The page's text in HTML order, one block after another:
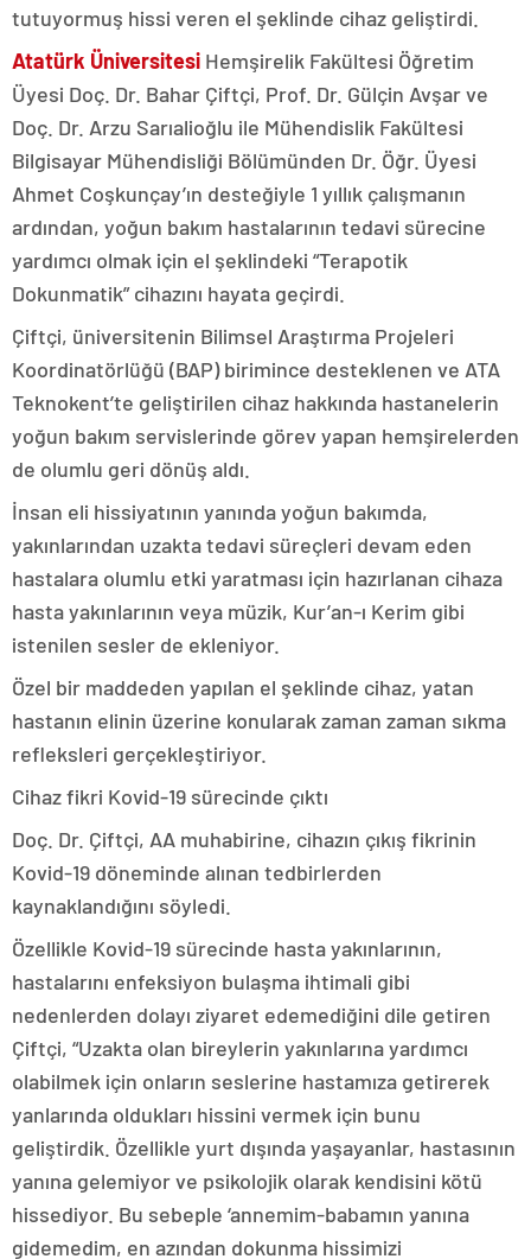
tutuyormuş hissi veren el şeklinde cihaz geliştirdi.
Atatürk Üniversitesi Hemşirelik Fakültesi Öğretim
Üyesi Doç. Dr. Bahar Çiftçi, Prof. Dr. Gülçin Avşar ve
Doç. Dr. Arzu Sarıalioğlu ile Mühendislik Fakültesi
Bilgisayar Mühendisliği Bölümünden Dr. Öğr. Üyesi
Ahmet Coşkunçay’ın desteğiyle 1 yıllık çalışmanın
ardından, yoğun bakım hastalarının tedavi sürecine
yardımcı olmak için el şeklindeki “Terapotik
Dokunmatik” cihazını hayata geçirdi.
Çiftçi, üniversitenin Bilimsel Araştırma Projeleri
Koordinatörlüğü (BAP) birimince desteklenen ve ATA
Teknokent’te geliştirilen cihaz hakkında hastanelerin
yoğun bakım servislerinde görev yapan hemşirelerden
de olumlu geri dönüş aldı.
İnsan eli hissiyatının yanında yoğun bakımda,
yakınlarından uzakta tedavi süreçleri devam eden
hastalara olumlu etki yaratması için hazırlanan cihaza
hasta yakınlarının veya müzik, Kur’an-ı Kerim gibi
istenilen sesler de ekleniyor.
Özel bir maddeden yapılan el şeklinde cihaz, yatan
hastanın elinin üzerine konularak zaman zaman sıkma
refleksleri gerçekleştiriyor.
Cihaz fikri Kovid-19 sürecinde çıktı
Doç. Dr. Çiftçi, AA muhabirine, cihazın çıkış fikrinin
Kovid-19 döneminde alınan tedbirlerden
kaynaklandığını söyledi.
Özellikle Kovid-19 sürecinde hasta yakınlarının,
hastalarını enfeksiyon bulaşma ihtimali gibi
nedenlerden dolayı ziyaret edemediğini dile getiren
Çiftçi, “Uzakta olan bireylerin yakınlarına yardımcı
olabilmek için onların seslerine hastamıza getirerek
yanlarında oldukları hissini vermek için bunu
geliştirdik. Özellikle yurt dışında yaşayanlar, hastasının
yanına gelemiyor ve psikolojik olarak kendisini kötü
hissediyor. Bu sebeple ‘annemim-babamın yanına
gidemedim, en azından dokunma hissimizi